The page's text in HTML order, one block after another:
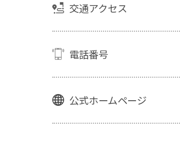
交通アクセス
電話番号
公式ホームページ